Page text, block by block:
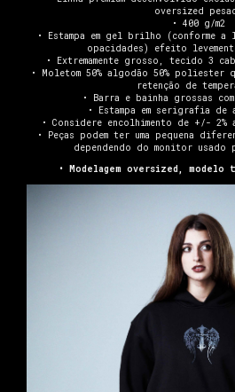
oversized
• 400 g/m2
• Estampa em gel brilho (conforme a
opacidades) efeito
• Extremamente grosso, tecido 3
• Moletom 50% algodão 50% poliester
retenção de
• Barra e bainha grossas
• Estampa em serigrafia
• Considere encolhimento de +/- 2%
• Peças podem ter uma pequena
dependendo do monitor usado
• Modelagem oversized, modelo